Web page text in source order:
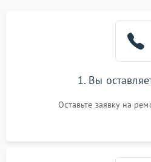
1. Вы
Оставьте заявку на